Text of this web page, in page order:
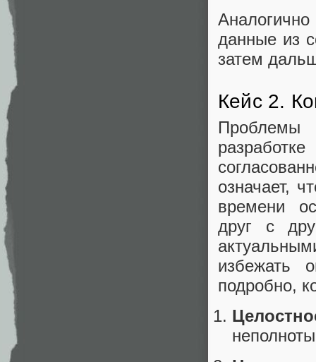
данные из
затем
Кейс 2.
Проблемы
означает,
времени
друг с
избежать
подробно,